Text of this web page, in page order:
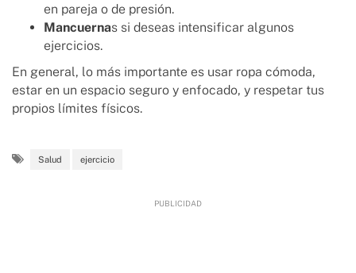
en pareja o de presión.
Mancuernas si deseas intensificar algunos
ejercicios.
En general, lo más importante es usar ropa cómoda,
estar en un espacio seguro y enfocado, y respetar tus
propios límites físicos.
Salud ejercicio